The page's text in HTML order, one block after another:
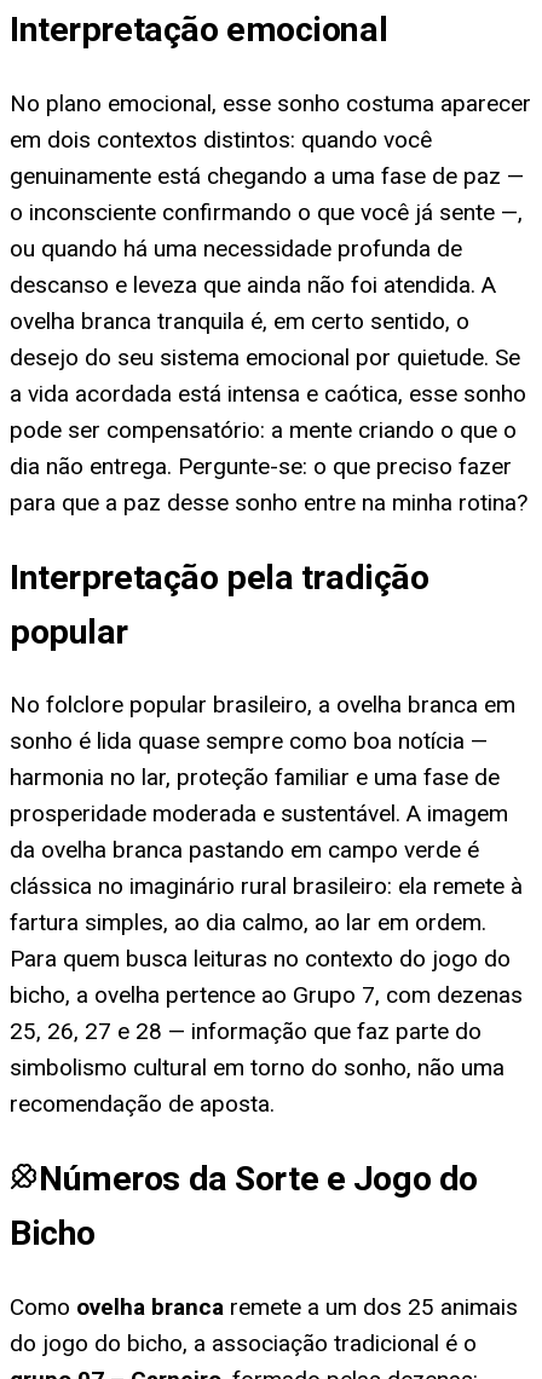
Interpretação emocional
No plano emocional, esse sonho costuma aparecer
em dois contextos distintos: quando você
genuinamente está chegando a uma fase de paz —
o inconsciente confirmando o que você já sente —,
ou quando há uma necessidade profunda de
descanso e leveza que ainda não foi atendida. A
ovelha branca tranquila é, em certo sentido, o
desejo do seu sistema emocional por quietude. Se
a vida acordada está intensa e caótica, esse sonho
pode ser compensatório: a mente criando o que o
dia não entrega. Pergunte-se: o que preciso fazer
para que a paz desse sonho entre na minha rotina?
Interpretação pela tradição
popular
No folclore popular brasileiro, a ovelha branca em
sonho é lida quase sempre como boa notícia —
harmonia no lar, proteção familiar e uma fase de
prosperidade moderada e sustentável. A imagem
da ovelha branca pastando em campo verde é
clássica no imaginário rural brasileiro: ela remete à
fartura simples, ao dia calmo, ao lar em ordem.
Para quem busca leituras no contexto do jogo do
bicho, a ovelha pertence ao Grupo 7, com dezenas
25, 26, 27 e 28 — informação que faz parte do
simbolismo cultural em torno do sonho, não uma
recomendação de aposta.
Números da Sorte e Jogo do
Bicho
Como ovelha branca remete a um dos 25 animais
do jogo do bicho, a associação tradicional é o